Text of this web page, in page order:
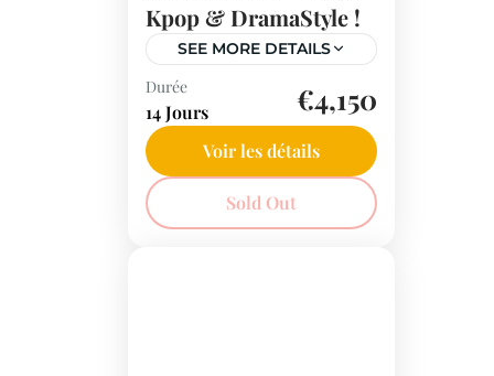
Kpop & DramaStyle !
SEE MORE DETAILS
Partez à l'aventure en
Corée du Sud à travers un
voyage captivant où K-
pop, histoire et nature se
rencontrent. Explorez
Corée du Sud
Durée
14 Jours €4,150
Voir les détails
Sold Out